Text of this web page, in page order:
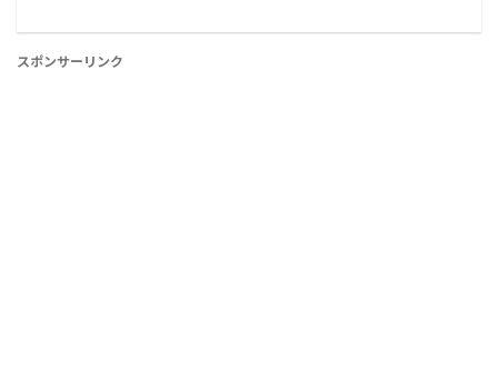
スポンサーリンク